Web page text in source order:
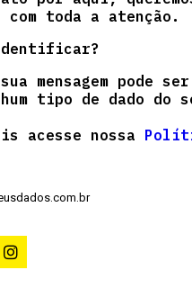
toda a atenção.
mensagem pode
tipo de dado do
acesse nossa